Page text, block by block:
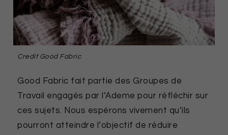
Credit Good Fabric
Good Fabric fait partie des Groupes de
Travail engagés par l’Ademe pour réfléchir sur
ces sujets. Nous espérons vivement qu’ils
pourront atteindre l’objectif de réduire